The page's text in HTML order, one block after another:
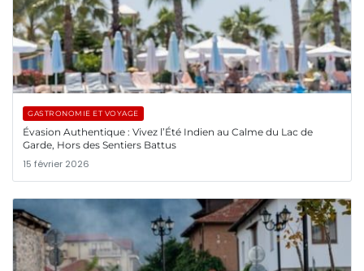
GASTRONOMIE ET VOYAGE
Évasion Authentique : Vivez l’Été Indien au Calme du Lac de
Garde, Hors des Sentiers Battus
15 février 2026